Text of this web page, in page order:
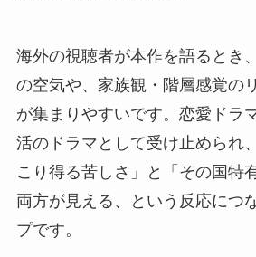
海外の視聴者が本作を語るとき
の空気や、家族観・階層感覚の
が集まりやすいです。恋愛ドラ
活のドラマとして受け止められ
こり得る苦しさ」と「その国特
両方が見える、という反応につ
プです。